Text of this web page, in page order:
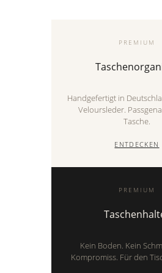
PREMIUM
Handgefertigt in
Veloursleder.
Tasche.
ENTDECKEN
PREMIUM
Kein Boden. Kein
Kompromiss. Für den